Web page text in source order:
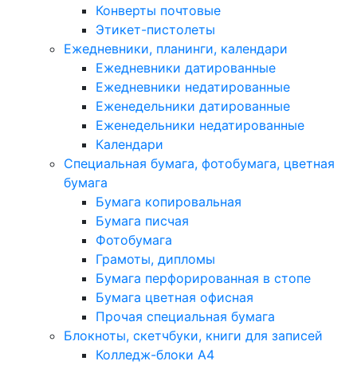
Конверты почтовые
Этикет-пистолеты
Ежедневники, планинги, календари
Ежедневники датированные
Ежедневники недатированные
Еженедельники датированные
Еженедельники недатированные
Календари
Специальная бумага, фотобумага, цветная
бумага
Бумага копировальная
Бумага писчая
Фотобумага
Грамоты, дипломы
Бумага перфорированная в стопе
Бумага цветная офисная
Прочая специальная бумага
Блокноты, скетчбуки, книги для записей
Колледж-блоки А4